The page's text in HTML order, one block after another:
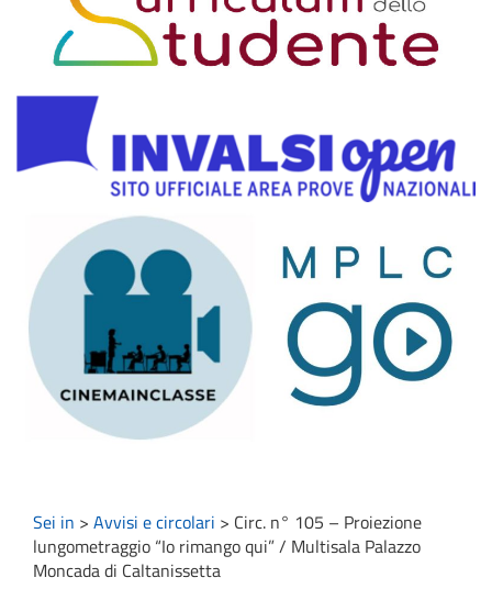
Sei in > Avvisi e circolari > Circ. n° 105 – Proiezione
lungometraggio “Io rimango qui” / Multisala Palazzo
Moncada di Caltanissetta